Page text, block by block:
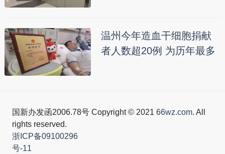
温州今年造血干细胞捐献
者人数超20例 为历年最多
国新办发函2006.78号 Copyright © 2021 66wz.com. All
rights reserved.
浙ICP备09100296
号-11